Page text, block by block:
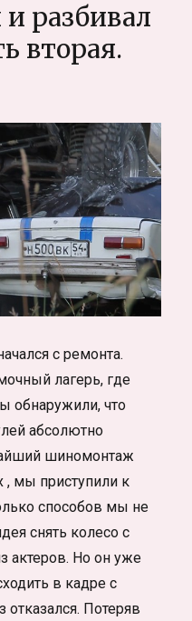
разбивал
вторая.
с ремонта.
лагерь, где
обнаружили, что
абсолютно
шиномонтаж
, мы приступили к
способов мы не
снять колесо с
актеров. Но он уже
в кадре с
отказался. Потеряв